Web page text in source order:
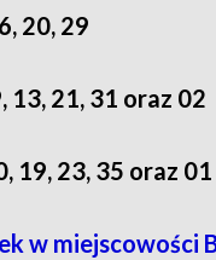
20, 29
13, 21, 31 oraz 02
19, 23, 35 oraz 01
w miejscowości